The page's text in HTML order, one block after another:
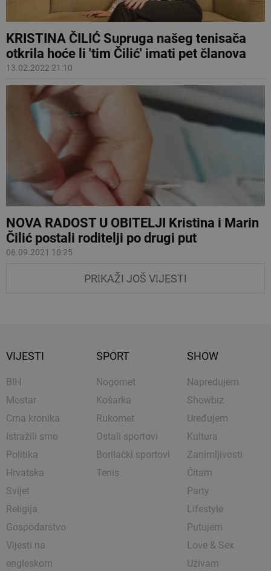
KRISTINA ČILIĆ Supruga našeg tenisača
otkrila hoće li 'tim Čilić' imati pet članova
13.02.2022 21:10
NOVA RADOST U OBITELJI Kristina i Marin
Čilić postali roditelji po drugi put
06.09.2021 10:25
PRIKAŽI JOŠ VIJESTI
VIJESTI
BIH
Mostar
Crna kronika
Istražili smo
Politika
Hrvatska
Svijet
Religija
Gospodarstvo
Vijesti na
engleskom
SPORT
Nogomet
Košarka
Rukomet
Ostali sportovi
Borilački sportovi
Tenis
SHOW
Napredujem
Showbiz
Uređujem
Kultura
Zanimljivosti
Čitam
Party
Lifestyle
Putujem
Love & Sex
Uživam